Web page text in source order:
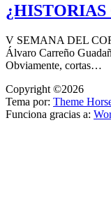
¿HISTORIAS
V SEMANA DEL
Álvaro Carreño
Obviamente, cortas…
Copyright ©2026
Tema por: Theme
Funciona gracias a: